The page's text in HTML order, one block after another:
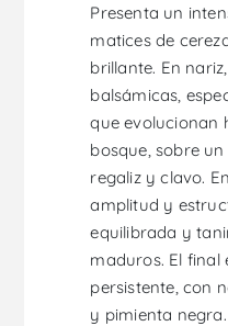
Presenta un
matices de
brillante. En
balsámicas,
que evolucionan
bosque, sobre
regaliz y clavo.
amplitud y
equilibrada y
maduros. El final
persistente, con
y pimienta